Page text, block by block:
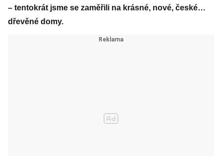
– tentokrát jsme se zaměřili na krásné, nové, české…
dřevěné domy.